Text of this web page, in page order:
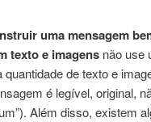
uma mensagem
texto e imagensnão use
quantidade de texto e
é legível, original,
Além disso, existem